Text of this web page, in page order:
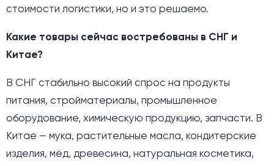
стоимости логистики, но и это решаемо.
Какие товары сейчас востребованы в СНГ и
Китае?
В СНГ стабильно высокий спрос на продукты
питания, стройматериалы, промышленное
оборудование, химическую продукцию, запчасти. В
Китае — мука, растительные масла, кондитерские
изделия, мёд, древесина, натуральная косметика,